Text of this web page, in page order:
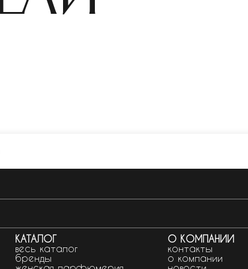
КАТАЛОГ
весь каталог
бренды
О КОМПАНИИ
контакты
о компании